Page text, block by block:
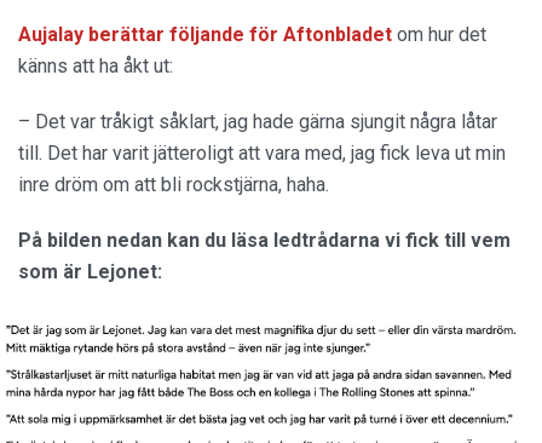
Aujalay berättar följande för Aftonbladet om hur det
känns att ha åkt ut:
– Det var tråkigt såklart, jag hade gärna sjungit några låtar
till. Det har varit jätteroligt att vara med, jag fick leva ut min
inre dröm om att bli rockstjärna, haha.
På bilden nedan kan du läsa ledtrådarna vi fick till vem
som är Lejonet: